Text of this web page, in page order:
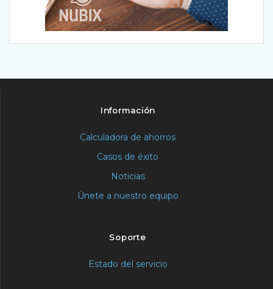
Información
Calculadora de ahorros
Casos de éxito
Noticias
Únete a nuestro equipo
Soporte
Estado del servicio